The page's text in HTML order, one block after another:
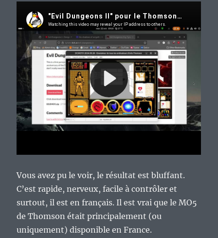
Vous avez pu le voir, le résultat est bluffant.
C’est rapide, nerveux, facile à contrôler et
surtout, il est en français. Il est vrai que le MO5
de Thomson était principalement (ou
uniquement) disponible en France.